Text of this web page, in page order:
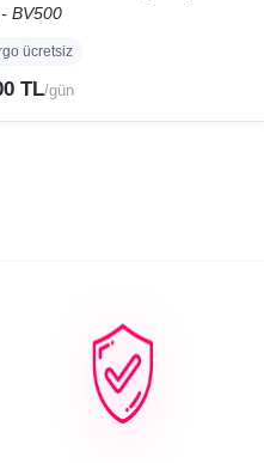
BV500
ücretsiz
TL/gün